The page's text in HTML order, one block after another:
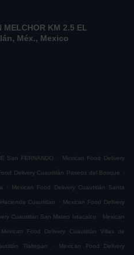
MELCHOR KM 2.5 EL
Méx., Mexico
San FERNANDO . Mexican Food Delivery
Delivery Cuautitlán Paseos del Bosque .
. Mexican Food Delivery Cuautitlán Santa
Cuautitlan . Mexican Food Delivery
Cuautitlán San Mateo Ixtacalco . Mexican
Mexican Food Delivery Cuautitlán Villas de
Tlaltepan . Mexican Food Delivery